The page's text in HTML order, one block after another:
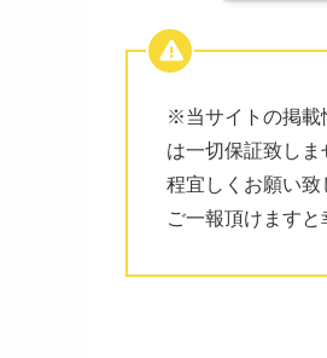
※当サイトの掲載
は一切保証致し
程宜しくお願い致
ご一報頂けますと